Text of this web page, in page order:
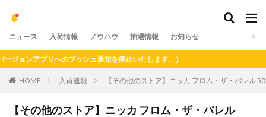
ニュース 入荷情報 ノウハウ 抽選情報 お知らせ
アプリへのプッシュ通知を停止いたします。）
HOME 入荷速報 【その他のストア】ニッカ フロム・ザ・バレル
【その他のストア】ニッカ フロム・ザ・バレル